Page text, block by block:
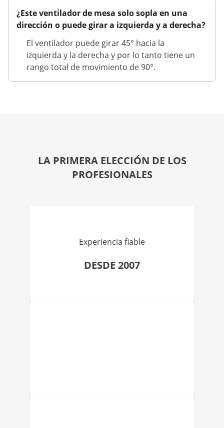
¿Este ventilador de mesa solo sopla en una
dirección o puede girar a izquierda y a derecha?
El ventilador puede girar 45° hacia la
izquierda y la derecha y por lo tanto tiene un
rango total de movimiento de 90°.
LA PRIMERA ELECCIÓN DE LOS
PROFESIONALES
Experiencia fiable
DESDE 2007